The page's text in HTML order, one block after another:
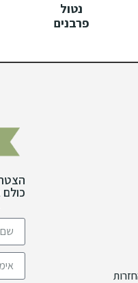
נטול
פרבנים